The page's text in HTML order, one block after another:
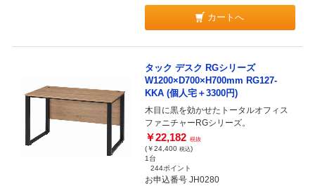
カートへ
タック デスク RGシリーズ
W1200×D700×H700mm RG127-
KKA (個人宅＋3300円)
木目に黒を効かせたトータルオフィス
ファニチャーRGシリーズ。
￥22,182 税抜
(￥24,400 税込)
1台
244ポイント
お申込番号 JH0280